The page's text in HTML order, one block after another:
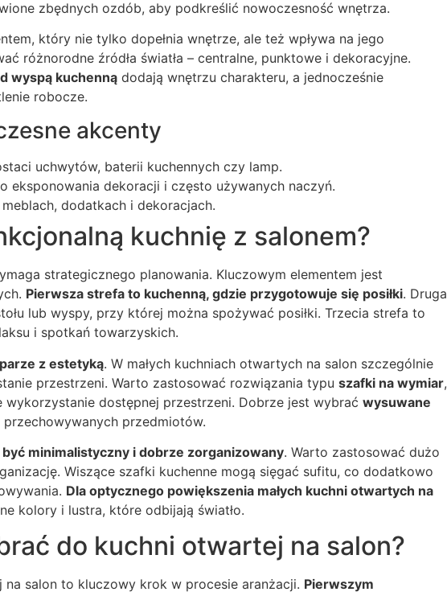
zbędnych ozdób, aby podkreślić nowoczesność wnętrza.
który nie tylko dopełnia wnętrze, ale też wpływa na jego
różnorodne źródła światła – centralne, punktowe i dekoracyjne.
wyspą kuchenną dodają wnętrzu charakteru, a jednocześnie
robocze.
akcenty
uchwytów, baterii kuchennych czy lamp.
eksponowania dekoracji i często używanych naczyń.
dodatkach i dekoracjach.
kuchnię z salonem?
strategicznego planowania. Kluczowym elementem jest
Pierwsza strefa to kuchenną, gdzie przygotowuje się posiłki. Druga
lub wyspy, przy której można spożywać posiłki. Trzecia strefa to
i spotkań towarzyskich.
z estetyką. W małych kuchniach otwartych na salon szczególnie
przestrzeni. Warto zastosować rozwiązania typu szafki na wymiar,
wykorzystanie dostępnej przestrzeni. Dobrze jest wybrać wysuwane
przedmiotów.
minimalistyczny i dobrze zorganizowany. Warto zastosować dużo
Wiszące szafki kuchenne mogą sięgać sufitu, co dodatkowo
Dla optycznego powiększenia małych kuchni otwartych na
kolory i lustra, które odbijają światło.
do kuchni otwartej na salon?
salon to kluczowy krok w procesie aranżacji. Pierwszym